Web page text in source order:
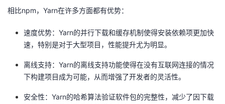
相比npm，Yarn在许多方面都有优势：
速度优势：Yarn的并行下载和缓存机制使得安装依赖项更加快
速，特别是对于大型项目，性能提升尤为明显。
离线支持：Yarn的离线支持功能使得在没有互联网连接的情况
下构建项目成为可能，从而增强了开发者的灵活性。
安全性：Yarn的哈希算法验证软件包的完整性，减少了因下载